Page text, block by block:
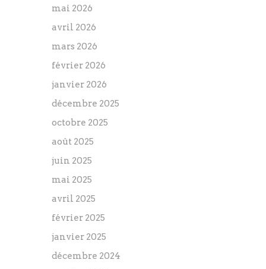
mai 2026
avril 2026
mars 2026
février 2026
janvier 2026
décembre 2025
octobre 2025
août 2025
juin 2025
mai 2025
avril 2025
février 2025
janvier 2025
décembre 2024